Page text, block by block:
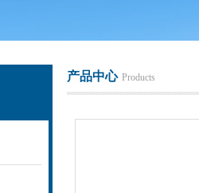
产品中心 Products